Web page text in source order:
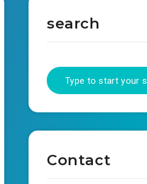
search
Contact